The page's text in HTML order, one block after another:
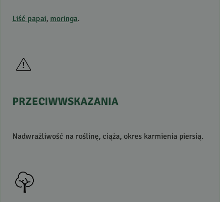
Liść papai, moringa.
PRZECIWWSKAZANIA
Nadwrażliwość na roślinę, ciąża, okres karmienia piersią.